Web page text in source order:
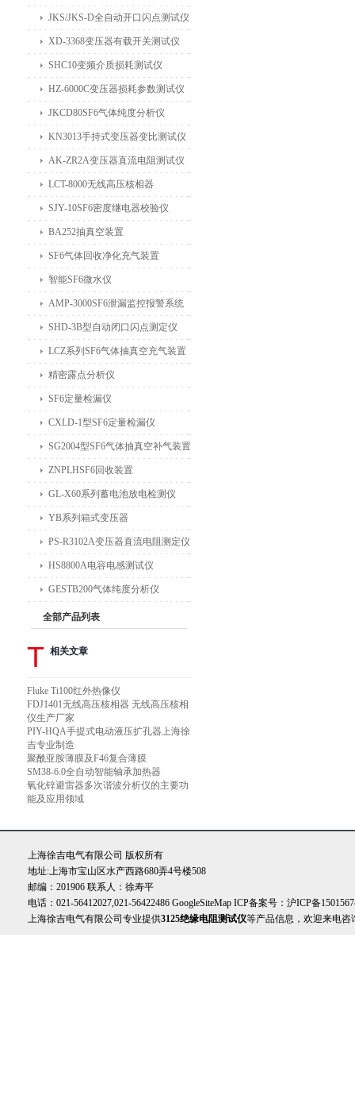
JKS/JKS-D全自动开口闪点测试仪
XD-3368变压器有载开关测试仪
SHC10变频介质损耗测试仪
HZ-6000C变压器损耗参数测试仪
JKCD80SF6气体纯度分析仪
KN3013手持式变压器变比测试仪
AK-ZR2A变压器直流电阻测试仪
LCT-8000无线高压核相器
SJY-10SF6密度继电器校验仪
BA252抽真空装置
SF6气体回收净化充气装置
智能SF6微水仪
AMP-3000SF6泄漏监控报警系统
SHD-3B型自动闭口闪点测定仪
LCZ系列SF6气体抽真空充气装置
精密露点分析仪
SF6定量检漏仪
CXLD-1型SF6定量检漏仪
SG2004型SF6气体抽真空补气装置
ZNPLHSF6回收装置
GL-X60系列蓄电池放电检测仪
YB系列箱式变压器
PS-R3102A变压器直流电阻测定仪
HS8800A电容电感测试仪
GESTB200气体纯度分析仪
全部产品列表
T 相关文章
Fluke Ti100红外热像仪
FDJ1401无线高压核相器 无线高压核相
仪生产厂家
PIY-HQA手提式电动液压扩孔器上海徐
吉专业制造
聚酰亚胺薄膜及F46复合薄膜
SM38-6.0全自动智能轴承加热器
氧化锌避雷器多次谐波分析仪的主要功
能及应用领域
上海徐吉电气有限公司 版权所有
地址:上海市宝山区水产西路680弄4号楼508
邮编：201906 联系人：徐寿平
电话：021-56412027,021-56422486 GoogleSiteMap ICP备案号： 沪ICP备
上海徐吉电气有限公司专业提供3125绝缘电阻测试仪等产品信息，欢迎来电咨